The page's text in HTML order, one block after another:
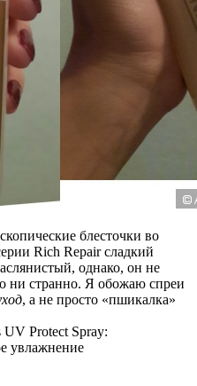
блесточки во
Rich Repair сладкий
однако, он не
ни странно. Я обожаю спреи
, а не просто «пшикалка»
UV Protect Spray:
увлажнение